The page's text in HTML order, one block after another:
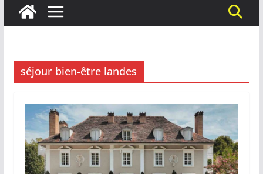
séjour bien-être landes